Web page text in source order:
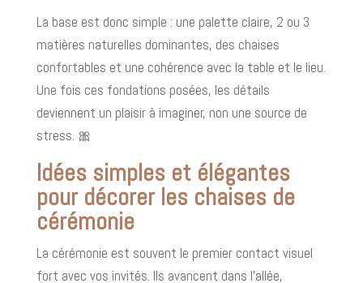
La base est donc simple : une palette claire, 2 ou 3
matières naturelles dominantes, des chaises
confortables et une cohérence avec la table et le lieu.
Une fois ces fondations posées, les détails
deviennent un plaisir à imaginer, non une source de
stress. 🎀
Idées simples et élégantes
pour décorer les chaises de
cérémonie
La cérémonie est souvent le premier contact visuel
fort avec vos invités. Ils avancent dans l’allée,